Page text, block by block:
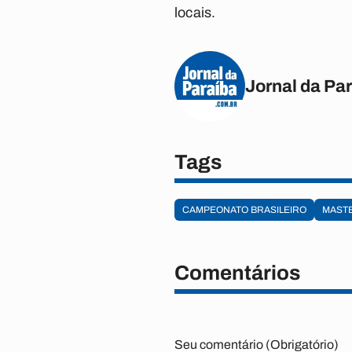
locais.
Jornal da
Tags
CAMPEONATO BRASILEIRO
Comentários
Seu comentário (Obrigatório)